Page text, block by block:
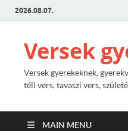
2026.08.07.
Versek
Versek gyerekeknek,
téli vers, tavaszi vers,
MAIN MENU